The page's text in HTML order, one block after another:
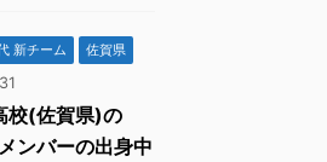
新チーム 佐賀県
校(佐賀県)の
ンバーの出身中